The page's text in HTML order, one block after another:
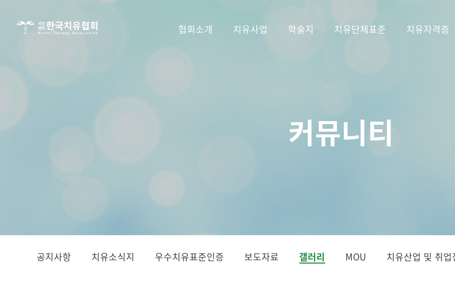
사단법인
협회소개 치유사업 학술지 치유단체표준 치유자격증
커뮤니티
공지사항 치유소식지 우수치유표준인증 보도자료 갤러리 MOU 치유산업 및 취업